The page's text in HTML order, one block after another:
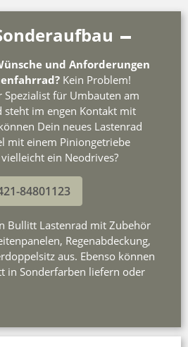
und Anforderungen
Kein Problem!
für Umbauten am
steht im engen Kontakt mit
Dein neues Lastenrad
mit einem Piniongetriebe
ein Neodrives?
84801123
Bullitt Lastenrad mit Zubehör
Regenabdeckung,
aus. Ebenso können
in Sonderfarben liefern oder